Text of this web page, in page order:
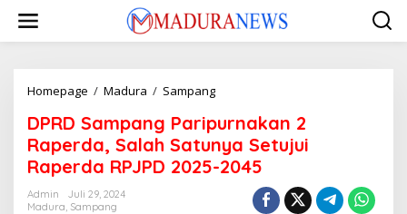
konten
Homepage / Madura / SampangDPRD
Paripurnakan
2
Raperda,
Salah
Satunya
DPRD Sampang Paripurnakan 2
Raperda, Salah Satunya Setujui
Raperda RPJPD 2025-2045
Admin
Juli 29, 2024
Madura, Sampang